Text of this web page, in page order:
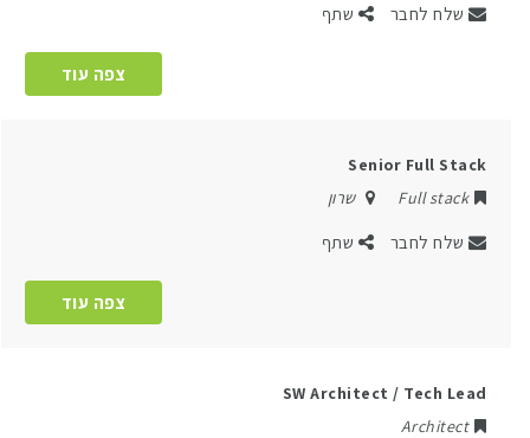
שלח לחבר שתף
צפה עוד
Senior Full Stack
Full stack
שרון
שלח לחבר שתף
צפה עוד
SW Architect / Tech Lead
Architect